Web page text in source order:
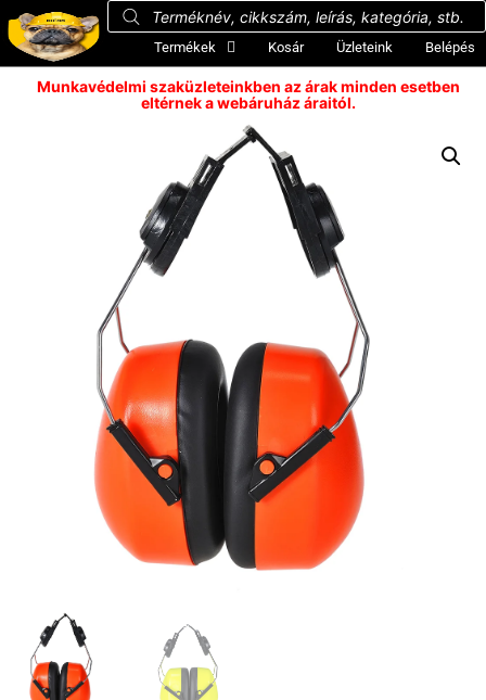
Termékek Kosár Üzleteink Belépés
Munkavédelmi szaküzleteinkben az árak minden esetben
eltérnek a webáruház áraitól.